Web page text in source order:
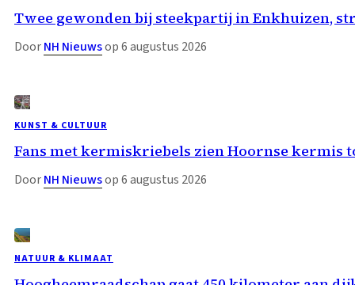
Twee gewonden bij steekpartij in Enkhuizen,
DoorNH Nieuwsop 6 augustus 2026
KUNST & CULTUUR
Fans met kermiskriebels zien Hoornse kermis
DoorNH Nieuwsop 6 augustus 2026
NATUUR & KLIMAAT